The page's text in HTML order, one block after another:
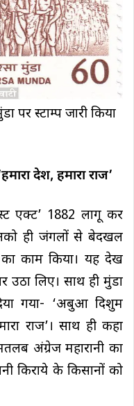
पर स्टाम्प जारी किया
देश, हमारा राज’
एक्ट’ 1882 लागू कर
ही जंगलों से बेदखल
काम किया। यह देख
उठा लिए। साथ ही मुंडा
गया- ‘अबुआ दिशुम
राज’। साथ ही कहा
अंग्रेज महारानी का
किराये के किसानों को